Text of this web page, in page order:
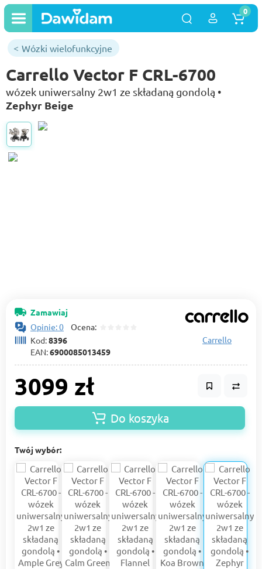
0
Wózki wielofunkcyjne
Carrello Vector F CRL-6700
wózek uniwersalny 2w1 ze składaną gondolą •
Zephyr Beige
Zamawiaj
Opinie: 0 Ocena:
Kod:8396
EAN:6900085013459
Carrello
3099 zł
Do koszyka
Twój wybór: